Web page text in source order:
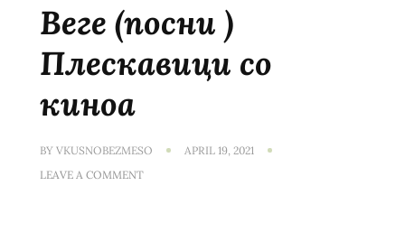
Веге (посни )
Плескавици со
киноа
BY VKUSNOBEZMESO
APRIL 19, 2021
LEAVE A COMMENTON